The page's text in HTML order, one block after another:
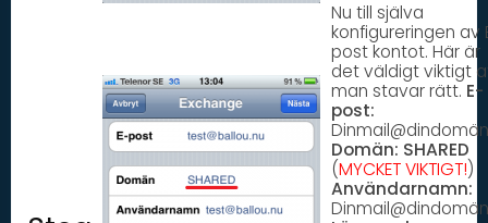
Nu till själva
konfigureringen av
post kontot. Här är
det väldigt viktigt
man stavar rätt. E-
post:
Domän: SHARED
(MYCKET VIKTIGT!)
Användarnamn: